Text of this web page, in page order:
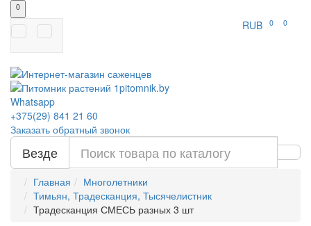
0
RUB 0 0
Whatsapp
+375(29) 841 21 60
Заказать обратный звонок
Везде
Главная
Многолетники
Тимьян, Традесканция, Тысячелистник
Традесканция СМЕСЬ разных 3 шт